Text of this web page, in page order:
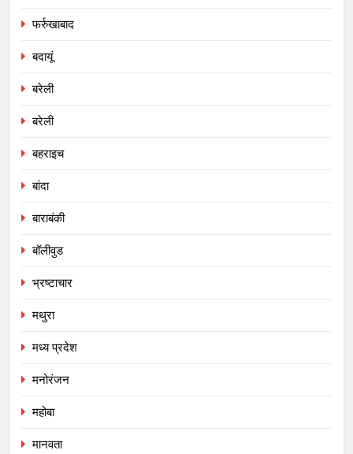
फर्रुखाबाद
बदायूं
बरेली
बरेली
बहराइच
बांदा
बाराबंकी
बॉलीवुड
भ्रष्टाचार
मथुरा
मध्य प्रदेश
मनोरंजन
महोबा
मानवता